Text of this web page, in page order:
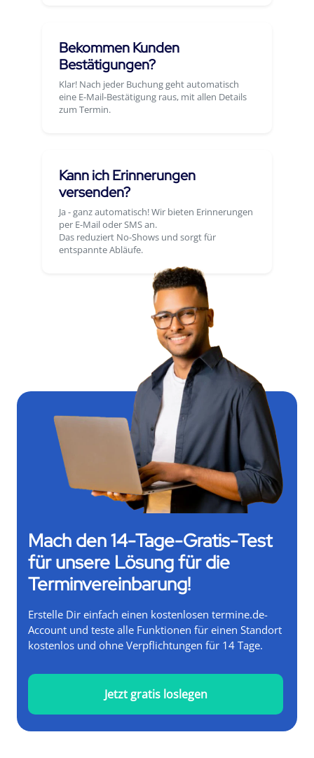
Bekommen Kunden
Bestätigungen?
Klar! Nach jeder Buchung geht automatisch
eine E-Mail-Bestätigung raus, mit allen Details
zum Termin.
Kann ich Erinnerungen
versenden?
Ja - ganz automatisch! Wir bieten Erinnerungen
per E-Mail oder SMS an.
Das reduziert No-Shows und sorgt für
entspannte Abläufe.
Mach den 14-Tage-Gratis-Test
für unsere Lösung für die
Terminvereinbarung!
Erstelle Dir einfach einen kostenlosen termine.de-
Account und teste alle Funktionen für einen Standort
kostenlos und ohne Verpflichtungen für 14 Tage.
Jetzt gratis loslegen